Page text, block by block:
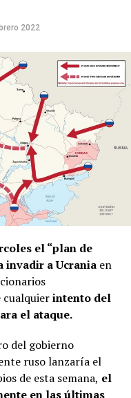
2022
el “plan de
invadir a Ucraniaen
cualquierintento del
el ataque.
del gobierno
ruso lanzaría el
de esta semana, el
en las últimas